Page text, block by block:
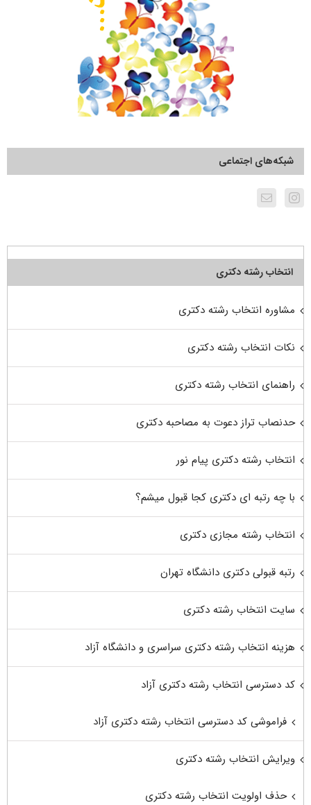
شبکه‌های اجتماعی
انتخاب رشته دکتری
مشاوره انتخاب رشته دکتری
نکات انتخاب رشته دکتری
راهنمای انتخاب رشته دکتری
حدنصاب تراز دعوت به مصاحبه دکتری
انتخاب رشته دکتری پیام نور
با چه رتبه ای دکتری کجا قبول میشم؟
انتخاب رشته مجازی دکتری
رتبه قبولی دکتری دانشگاه تهران
سایت انتخاب رشته دکتری
هزینه انتخاب رشته دکتری سراسری و دانشگاه آزاد
کد دسترسی انتخاب رشته دکتری آزاد
فراموشی کد دسترسی انتخاب رشته دکتری آزاد
ویرایش انتخاب رشته دکتری
حذف اولویت انتخاب رشته دکتری